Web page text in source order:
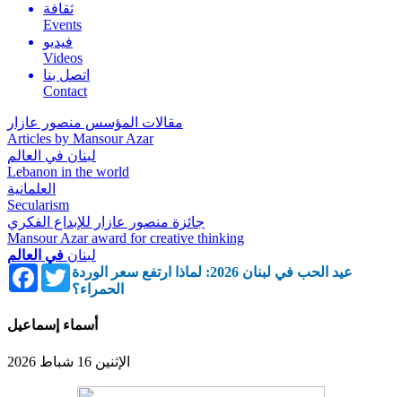
ثقافة
Events
فيديو
Videos
اتصل بنا
Contact
مقالات المؤسس منصور عازار
Articles by Mansour Azar
لبنان في العالم
Lebanon in the world
العلمانية
Secularism
جائزة منصور عازار للإبداع الفكري
Mansour Azar award for creative thinking
لبنان في العالم
Facebook
Twitter
عيد الحب في لبنان 2026: لماذا ارتفع سعر الوردة
الحمراء؟
أسماء إسماعيل
الإثنين 16 شباط 2026